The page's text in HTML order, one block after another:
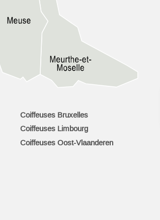
Coiffeuses Bruxelles
Coiffeuses Limbourg
Coiffeuses Oost-Vlaanderen